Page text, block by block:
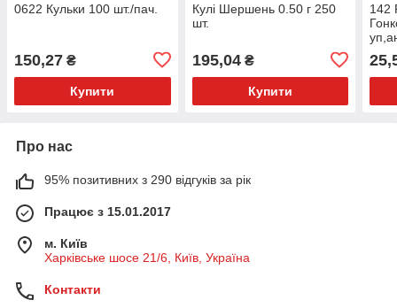
0622 Кульки 100 шт./пач.
150,27 ₴
Купити
Кулі Шершень 0.50 г 250
шт.
195,04₴
Купити
142
Про нас
95% позитивних з 290 відгуків за рік
Працює з 15.01.2017
м. Київ
Харківське шосе 21/6, Київ, Україна
Контакти